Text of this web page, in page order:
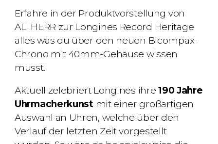
Erfahre in der Produktvorstellung von
ALTHERR zur Longines Record Heritage
alles was du über den neuen Bicompax-
Chrono mit 40mm-Gehäuse wissen
musst.
Aktuell zelebriert Longines ihre 190 Jahre
Uhrmacherkunst mit einer großartigen
Auswahl an Uhren, welche über den
Verlauf der letzten Zeit vorgestellt